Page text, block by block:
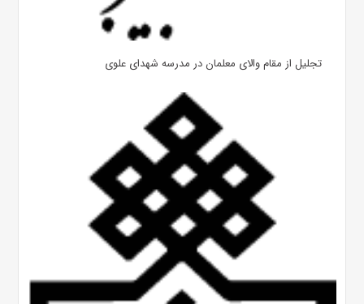
تجلیل از مقام والای معلمان در مدرسه شهدای علوی